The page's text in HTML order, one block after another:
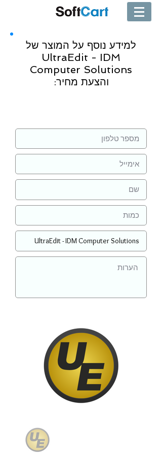
למידע נוסף על המוצר של
UltraEdit - IDM
Computer Solutions
והצעת מחיר: